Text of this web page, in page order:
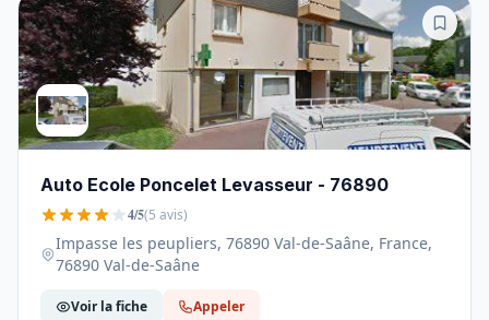
Auto Ecole Poncelet Levasseur - 76890
4/5(5 avis)
Impasse les peupliers, 76890 Val-de-Saâne, France,
76890 Val-de-Saâne
Voir la fiche Appeler